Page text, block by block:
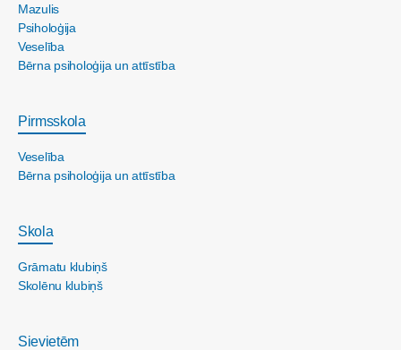
Mazulis
Psiholoģija
Veselība
Bērna psiholoģija un attīstība
Pirmsskola
Veselība
Bērna psiholoģija un attīstība
Skola
Grāmatu klubiņš
Skolēnu klubiņš
Sievietēm